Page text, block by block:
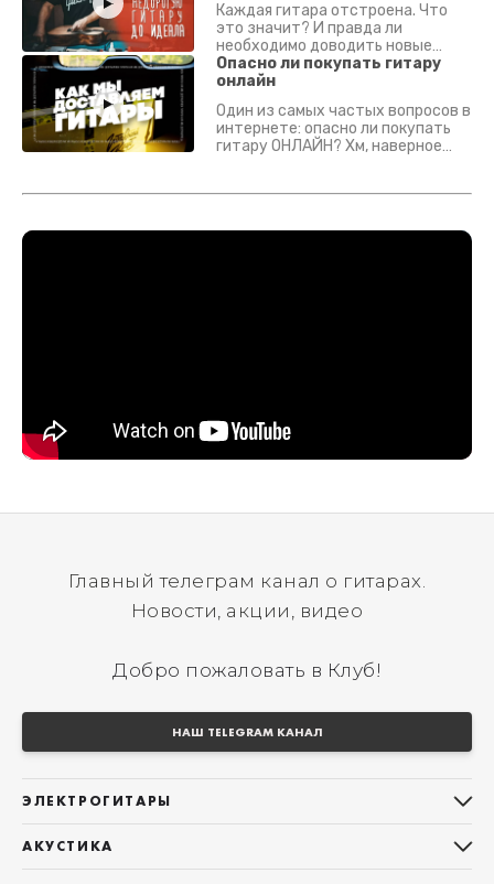
Каждая гитара отстроена. Что
это значит? И правда ли
необходимо доводить новые
гитары? Если кратко - да.
Подробно - в видео :)
Опасно ли покупать гитару
онлайн
Один из самых частых вопросов в
интернете: опасно ли покупать
гитару ОНЛАЙН? Хм, наверное
застрахован. Случись что -
Главный телеграм канал о гитарах.
Новости, акции, видео
Добро пожаловать в Клуб!
НАШ TELEGRAM КАНАЛ
ЭЛЕКТРОГИТАРЫ
АКУСТИКА